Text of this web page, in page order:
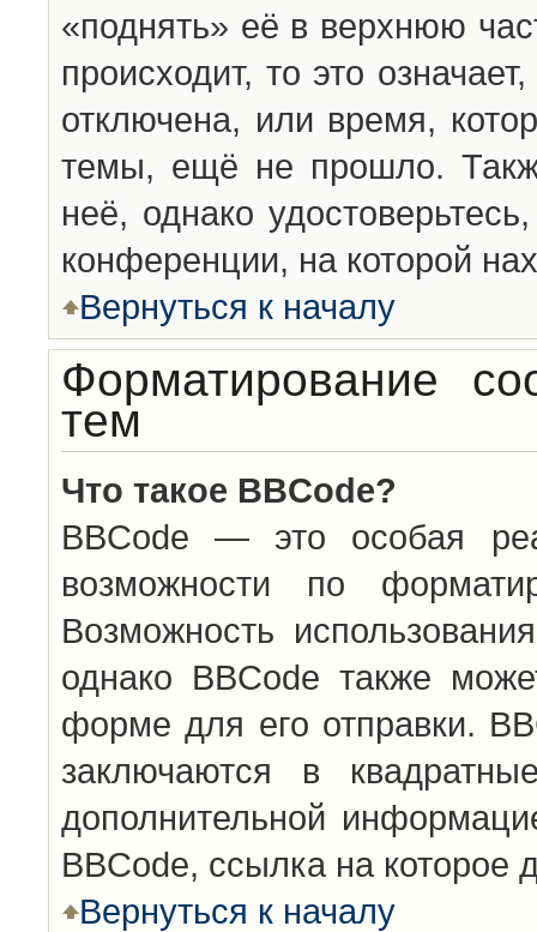
«поднять» её в верхнюю
происходит, то это
отключена, или время,
темы, ещё не прошло.
неё, однако
конференции, на которой
Вернуться к началу
Форматирование
тем
Что такое BBCode?
BBCode — это особая
возможности по
Возможность
однако BBCode также
форме для его отправки.
заключаются в
дополнительной
BBCode, ссылка на
Вернуться к началу